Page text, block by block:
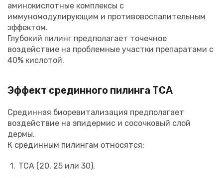
аминокислотные комплексы с
иммуномодулирующим и противовоспалительным
эффектом.
Глубокий пилинг предполагает точечное
воздействие на проблемные участки препаратами с
40% кислотой.
Эффект срединного пилинга ТСА
Срединная биоревитализация предполагает
воздействие на эпидермис и сосочковый слой
дермы.
К срединным пилингам относятся:
ТСА (20, 25 или 30).